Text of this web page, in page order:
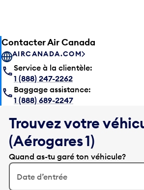
Contacter Air Canada
AIRCANADA.COM
Service à la clientèle:
1 (888) 247-2262
Baggage assistance:
1 (888) 689-2247
Trouvez votre
(Aérogares 1)
Quand as-tu garé ton véhicule?
Date d’entrée